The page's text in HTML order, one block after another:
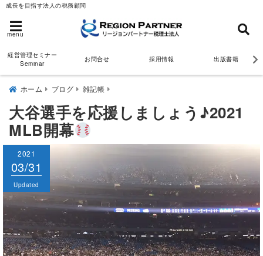
成長を目指す法人の税務顧問
menu
経営管理セミナー
Seminar
お問合せ 採用情報 出版書籍
ホーム ブログ 雑記帳
大谷選手を応援しましょう♪2021
MLB開幕
2021
03/31
Updated
2021
03/31
Published